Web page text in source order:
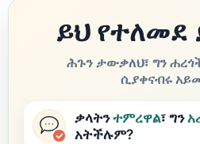
ይህ የተለመደ
ሕጉን ታውቃለህ፣ ግን
ሲያቀናብሩ
ቃላትንተምረዋል፣ ግን
አትችሉም?